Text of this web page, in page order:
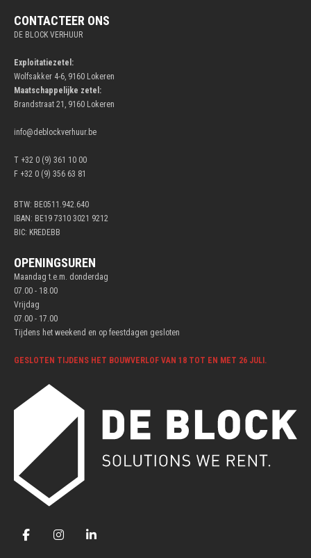
CONTACTEER ONS
DE BLOCK VERHUUR
Exploitatiezetel:
Wolfsakker 4-6, 9160 Lokeren
Maatschappelijke zetel:
Brandstraat 21, 9160 Lokeren
info@deblockverhuur.be
T +32 0 (9) 361 10 00
F +32 0 (9) 356 63 81
BTW: BE0511.942.640
IBAN: BE19 7310 3021 9212
BIC: KREDEBB
OPENINGSUREN
Maandag t.e.m. donderdag
07.00 - 18.00
Vrijdag
07.00 - 17.00
Tijdens het weekend en op feestdagen gesloten
GESLOTEN TIJDENS HET BOUWVERLOF VAN 18 TOT EN MET 26 JULI.